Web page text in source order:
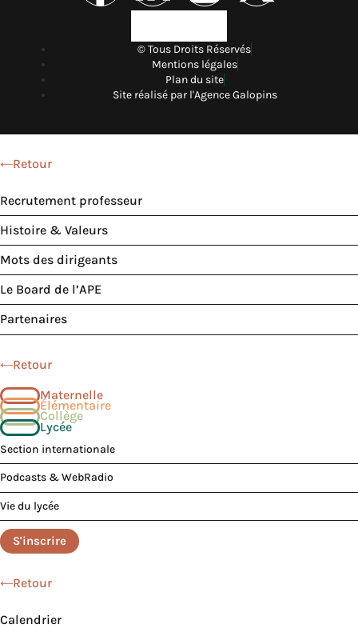
© Tous Droits Réservés
Mentions légales
Plan du site
Site réalisé par l'Agence Galopins
Retour
Recrutement professeur
Histoire & Valeurs
Mots des dirigeants
Le Board de l’APE
Partenaires
Retour
Maternelle
Élémentaire
Collège
Lycée
Section internationale
Podcasts & WebRadio
Vie du lycée
S'inscrire
Retour
Calendrier